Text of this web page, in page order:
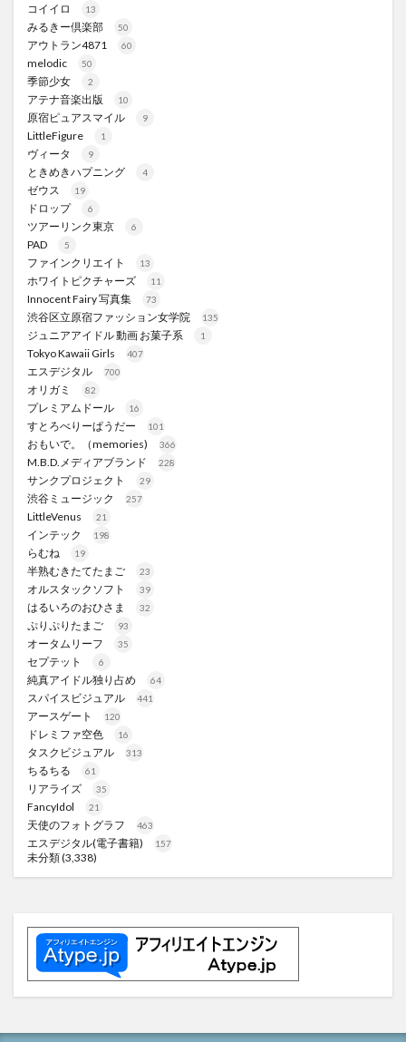
コイイロ 13
みるきー倶楽部 50
アウトラン4871 60
melodic 50
季節少女 2
アテナ音楽出版 10
原宿ピュアスマイル 9
LittleFigure 1
ヴィータ 9
ときめきハプニング 4
ゼウス 19
ドロップ 6
ツアーリンク東京 6
PAD 5
ファインクリエイト 13
ホワイトピクチャーズ 11
Innocent Fairy 写真集 73
渋谷区立原宿ファッション女学院 135
ジュニアアイドル 動画 お菓子系 1
Tokyo Kawaii Girls 407
エスデジタル 700
オリガミ 82
プレミアムドール 16
すとろべりーぱうだー 101
おもいで。（memories) 366
M.B.D.メディアブランド 228
サンクプロジェクト 29
渋谷ミュージック 257
LittleVenus 21
インテック 198
らむね 19
半熟むきたてたまご 23
オルスタックソフト 39
はるいろのおひさま 32
ぷりぷりたまご 93
オータムリーフ 35
セプテット 6
純真アイドル独り占め 64
スパイスビジュアル 441
アースゲート 120
ドレミファ空色 16
タスクビジュアル 313
ちるちる 61
リアライズ 35
FancyIdol 21
天使のフォトグラフ 463
エスデジタル(電子書籍) 157
未分類(3,338)